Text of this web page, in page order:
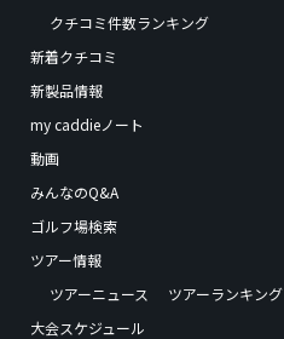
クチコミ件数ランキング
新着クチコミ
新製品情報
my caddieノート
動画
みんなのQ&A
ゴルフ場検索
ツアー情報
ツアーニュース
ツアーランキング
大会スケジュール